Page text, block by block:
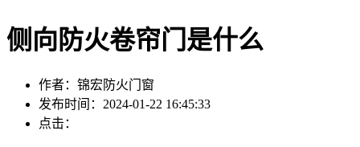
侧向防火卷帘门是什么
作者：锦宏防火门窗
发布时间：2024-01-22 16:45:33
点击：